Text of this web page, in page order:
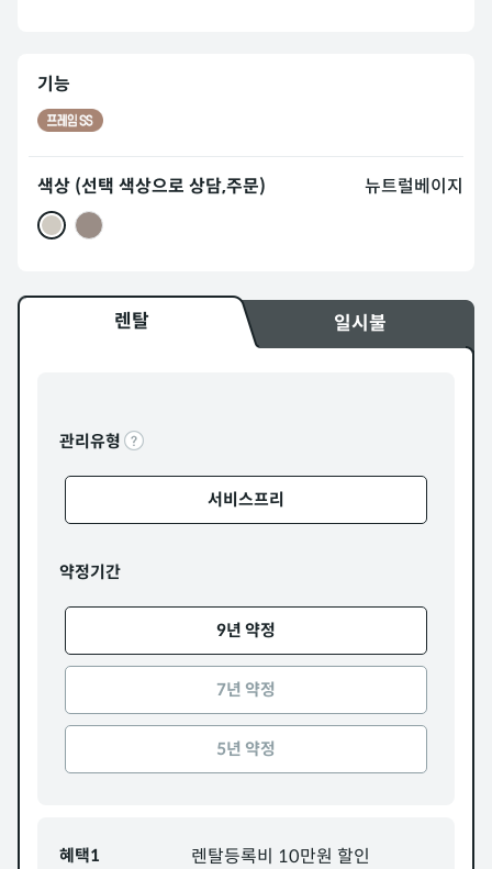
기능
색상 (선택 색상으로 상담,주문) 뉴트럴베이지
렌탈 일시불
관리유형
서비스프리
약정기간
9년 약정
7년 약정
5년 약정
혜택1 렌탈등록비 10만원 할인